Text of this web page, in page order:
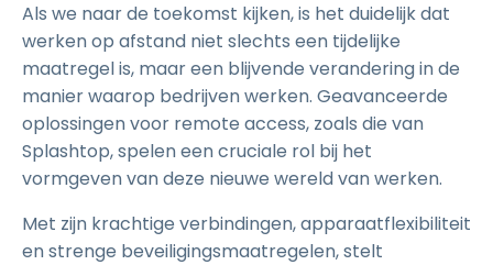
Als we naar de toekomst kijken, is het duidelijk dat
werken op afstand niet slechts een tijdelijke
maatregel is, maar een blijvende verandering in de
manier waarop bedrijven werken. Geavanceerde
oplossingen voor remote access, zoals die van
Splashtop, spelen een cruciale rol bij het
vormgeven van deze nieuwe wereld van werken.
Met zijn krachtige verbindingen, apparaatflexibiliteit
en strenge beveiligingsmaatregelen, stelt